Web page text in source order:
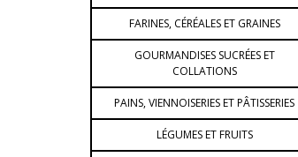
FARINES, CÉRÉALES ET GRAINES
GOURMANDISES SUCRÉES ET
COLLATIONS
PAINS, VIENNOISERIES ET PÂTISSERIES
LÉGUMES ET FRUITS